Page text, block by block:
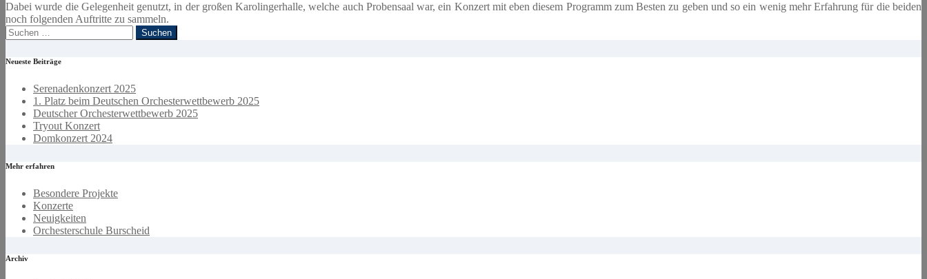
Dabei wurde die Gelegenheit genutzt, in der großen Karolingerhalle, welche auch Probensaal war, ein Konzert mit eben diesem Programm zum Besten zu geben und so ein wenig mehr Erfahrung für die beiden
noch folgenden Auftritte zu sammeln.
Suchen
nach:
Neueste Beiträge
Serenadenkonzert 2025
1. Platz beim Deutschen Orchesterwettbewerb 2025
Deutscher Orchesterwettbewerb 2025
Tryout Konzert
Domkonzert 2024
Mehr erfahren
Besondere Projekte
Konzerte
Neuigkeiten
Orchesterschule Burscheid
Archiv